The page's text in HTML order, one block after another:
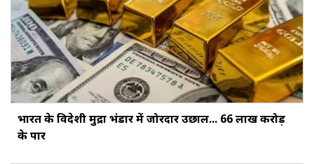
भारत के विदेशी मुद्रा भंडार में जोरदार उछाल... ₹66 लाख करोड़
के पार